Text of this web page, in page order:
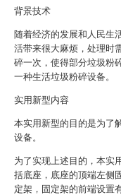
背景技术
随着经济的发展和人民生
活带来很大麻烦，处理时
碎一次，使得部分垃圾粉
一种生活垃圾粉碎设备。
实用新型内容
本实用新型的目的是为了
设备。
为了实现上述目的，本实
括底座，底座的顶端左侧
定架，固定架的前端设置